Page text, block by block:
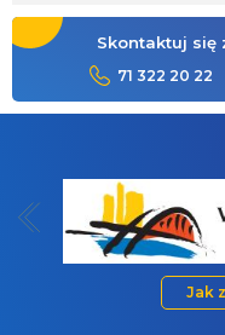
Skontaktuj się
71 322 20 22
Jak